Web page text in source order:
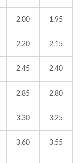
2.00 1.95
2.20 2.15
2.45 2.40
2.85 2.80
3.30 3.25
3.60 3.55